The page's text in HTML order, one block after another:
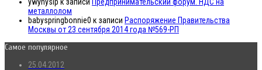
металлолом
babyspringbonnie0 к записи Распоряжение Правительства
Москвы от 23 сентября 2014 года №569-РП
Самое популярное
25.04.2012